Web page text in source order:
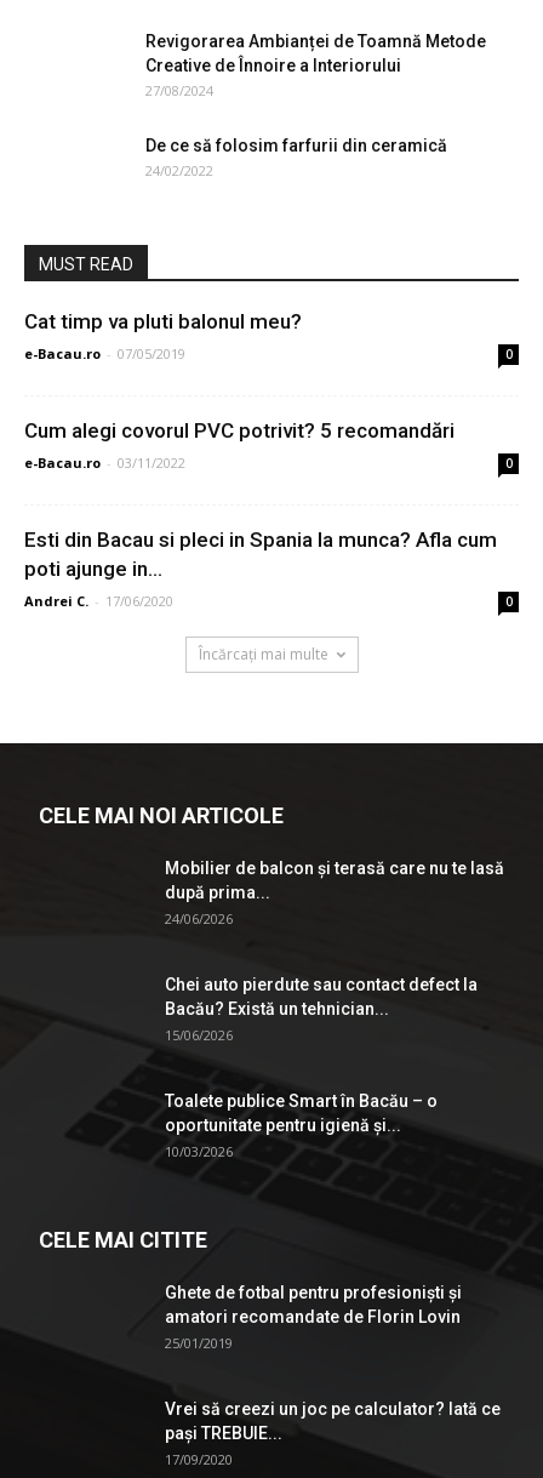
Revigorarea Ambianței de Toamnă Metode
Creative de Înnoire a Interiorului
27/08/2024
De ce să folosim farfurii din ceramică
24/02/2022
MUST READ
Cat timp va pluti balonul meu?
e-Bacau.ro - 07/05/2019 0
Cum alegi covorul PVC potrivit? 5 recomandări
e-Bacau.ro - 03/11/2022 0
Esti din Bacau si pleci in Spania la munca? Afla cum
poti ajunge in...
Andrei C. - 17/06/2020 0
Încărcați mai multe
CELE MAI NOI ARTICOLE
Mobilier de balcon și terasă care nu te lasă
după prima...
24/06/2026
Chei auto pierdute sau contact defect la
Bacău? Există un tehnician...
15/06/2026
Toalete publice Smart în Bacău – o
oportunitate pentru igienă şi...
10/03/2026
CELE MAI CITITE
Ghete de fotbal pentru profesionişti şi
amatori recomandate de Florin Lovin
25/01/2019
Vrei să creezi un joc pe calculator? Iată ce
pași TREBUIE...
17/09/2020